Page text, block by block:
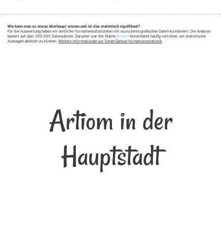
Wie kann man so etwas überhaupt wissen und ist das statistisch signifikant?
Für die Auswertung haben wir amtliche Vornamensstatistiken mit soziodemografischen Daten kombiniert. Die Analyse
basiert auf über 300.000 Datensätzen. Darunter war der Name Artiom hinreichend häufig vertreten, um statistische
Aussagen ableiten zu können. Weitere Informationen zur SmartGenius-Vornamensstatistik.
Artiom in der
Hauptstadt